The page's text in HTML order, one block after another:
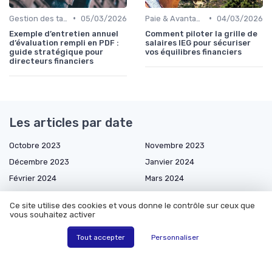
• 05/03/2026
Exemple d’entretien annuel
d’évaluation rempli en PDF :
guide stratégique pour
directeurs financiers
• 04/03/2026
Comment piloter la grille de
salaires IEG pour sécuriser
vos équilibres financiers
Les articles par date
Octobre 2023
Novembre 2023
Décembre 2023
Janvier 2024
Février 2024
Mars 2024
Octobre 2024
Novembre 2024
Mars 2025
Avril 2025
Ce site utilise des cookies et vous donne le contrôle sur ceux que
vous souhaitez activer
Tout accepter Personnaliser